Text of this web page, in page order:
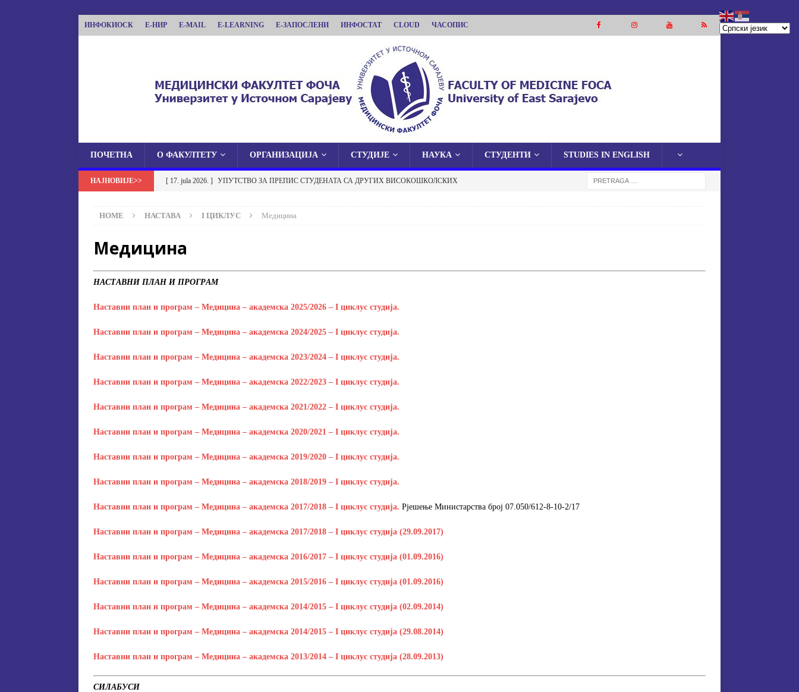
ИНФОКИОСК Е-НИР E-MAIL E-LEARNING Е-ЗАПОСЛЕНИ ИНФОСТАТ CLOUD ЧАСОПИС
МЕДИЦИНСКИ ФАКУЛТЕТ ФОЧА
МЕДИЦИНСКИ ФАКУЛТЕТ УНИВЕРЗИТЕТА У ИСТОЧНОМ САРАЈЕВУ
ПОЧЕТНА О ФАКУЛТЕТУ ОРГАНИЗАЦИЈА СТУДИЈЕ НАУКА СТУДЕНТИ STUDIES IN ENGLISH
[ 17. jula 2026. ] УПУТСТВО ЗА ПРЕПИС СТУДЕНАТА СА ДРУГИХ ВИСОКОШКОЛСКИХ
[ 17. jula 2026. ] ОБАВЈЕШТЕЊЕ О ЈАВНОЈ ОДБРАНИ ДОКТОРСКЕ ДИСЕРТАЦИЈЕ
[ 15. jula 2026. ] ОГЛАС – УПИС НА КРАТКИ ПРОГРАМ СТУДИЈА СТОМАТОЛОШКА СЕСТРА У
АКАДЕМСКОЈ 2026/2027. ГОДИНИ ВИЈЕСТИ
СПЕЦИЈАЛНА ЕДУКАЦИЈА И РЕХАБИЛИТАЦИЈА ОБАВЈЕШТЕЊА
HOME НАСТАВА I ЦИКЛУС Медицина
Медицина
НАСТАВНИ ПЛАН И ПРОГРАМ
Наставни план и програм – Медицина – академска 2025/2026 – I циклус студија.
Наставни план и програм – Медицина – академска 2024/2025 – I циклус студија.
Наставни план и програм – Медицина – академска 2023/2024 – I циклус студија.
Наставни план и програм – Медицина – академска 2022/2023 – I циклус студија.
Наставни план и програм – Медицина – академска 2021/2022 – I циклус студија.
Наставни план и програм – Медицина – академска 2020/2021 – I циклус студија.
Наставни план и програм – Медицина – академска 2019/2020 – I циклус студија.
Наставни план и програм – Медицина – академска 2018/2019 – I циклус студија.
Наставни план и програм – Медицина – академска 2017/2018 – I циклус студија. Рјешење Министарства број 07.050/612-8-10-2/17
Наставни план и програм – Медицина – академска 2017/2018 – I циклус студија (29.09.2017)
Наставни план и програм – Медицина – академска 2016/2017 – I циклус студија (01.09.2016)
Наставни план и програм – Медицина – академска 2015/2016 – I циклус студија (01.09.2016)
Наставни план и програм – Медицина – академска 2014/2015 – I циклус студија (02.09.2014)
Наставни план и програм – Медицина – академска 2014/2015 – I циклус студија (29.08.2014)
Наставни план и програм – Медицина – академска 2013/2014 – I циклус студија (28.09.2013)
СИЛАБУСИ